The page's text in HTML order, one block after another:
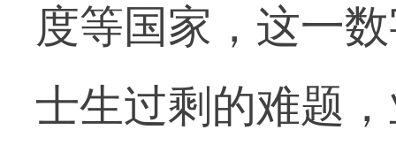
度等国家，这一
士生过剩的难题